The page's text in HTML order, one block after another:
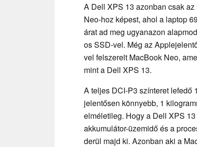
A Dell XPS 13 azonban csak
Neo-hoz képest, ahol a laptop
árat ad meg ugyanazon
os SSD-vel. Még az
vel felszerelt MacBook Neo,
mint a Dell XPS 13.
A teljes DCI-P3 színteret lefedő
jelentősen könnyebb, 1
elméletileg. Hogy a Dell XPS
akkumulátor-üzemidő és a
derül majd ki. Azonban aki a